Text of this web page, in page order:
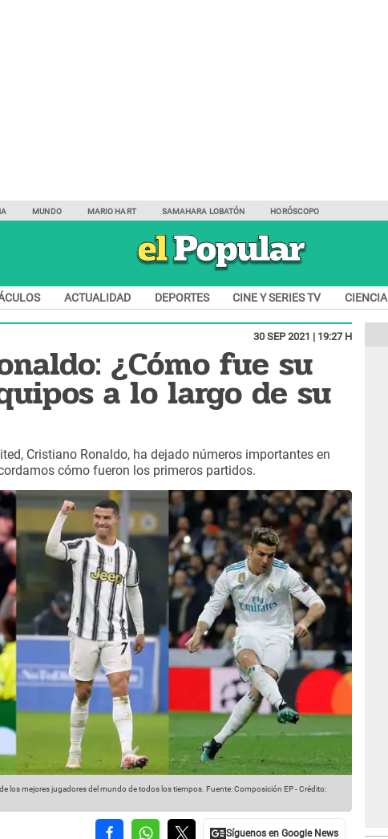
MUNDO MARIO HART SAMAHARA LOBATÓN HORÓSCOPO
ACTUALIDAD DEPORTES CINE Y SERIES TV CIENCIA
30 SEP 2021 | 19:27 H
¿Cómo fue su
a lo largo de su
Cristiano Ronaldo, ha dejado números importantes en
cómo fueron los primeros partidos.
los mejores jugadores del mundo de todos los tiempos. Fuente: Composición EP-Crédito: